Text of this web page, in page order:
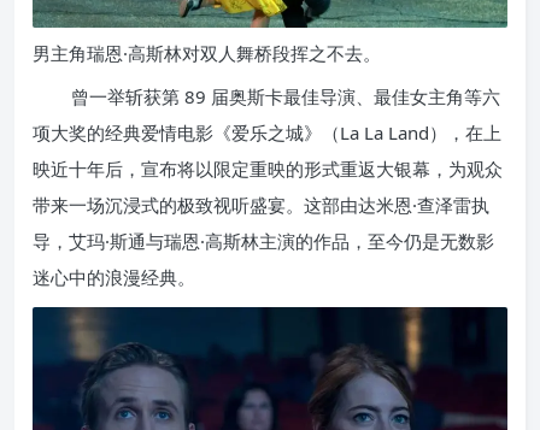
男主角瑞恩·高斯林对双人舞桥段挥之不去。
曾一举斩获第 89 届奥斯卡最佳导演、最佳女主角等六
项大奖的经典爱情电影《爱乐之城》（La La Land），在上
映近十年后，宣布将以限定重映的形式重返大银幕，为观众
带来一场沉浸式的极致视听盛宴。这部由达米恩·查泽雷执
导，艾玛·斯通与瑞恩·高斯林主演的作品，至今仍是无数影
迷心中的浪漫经典。